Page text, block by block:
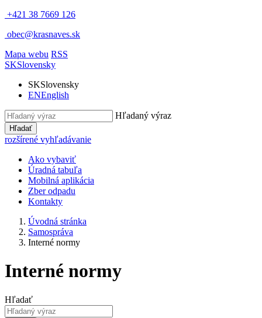
+421 38 7669 126
obec@krasnaves.sk
Mapa webu RSS
SKSlovensky
SKSlovensky
ENEnglish
Hľadaný výraz
Hľadať
rozšírené vyhľadávanie
Ako vybaviť
Úradná tabuľa
Mobilná aplikácia
Zber odpadu
Kontakty
Úvodná stránka
Samospráva
Interné normy
Interné normy
Hľadať